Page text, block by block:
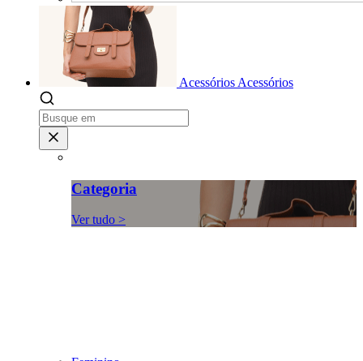
Acessórios Acessórios
Categoria
Ver tudo >